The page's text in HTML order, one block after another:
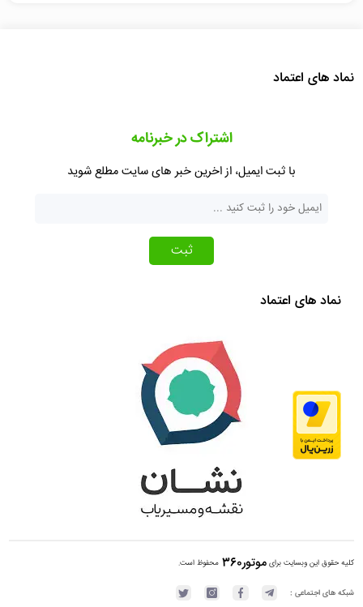
نماد های اعتماد
اشتراک در خبرنامه
با ثبت ایمیل، از اخرین خبر های سایت مطلع شوید
ثبت
نماد های اعتماد
کلیه حقوق این وبسایت برای موتور360 محفوظ است.
شبکه های اجتماعی :